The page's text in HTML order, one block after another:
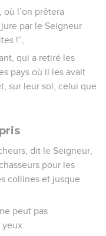
où l’on prêtera
par le Seigneur
!”,
qui a retiré les
pays où il les avait
sur leur sol, celui que
dit le Seigneur,
pour les
collines et jusque
peut pas